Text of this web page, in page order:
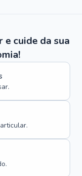
e cuide da sua